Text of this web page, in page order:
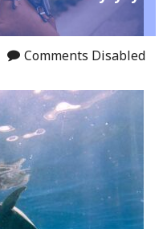
Comments Disabled